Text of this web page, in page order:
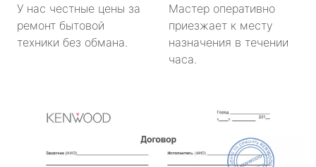
У нас честные цены за
ремонт бытовой
техники без обмана.
Мастер оперативно
приезжает к месту
назначения в течении
часа.